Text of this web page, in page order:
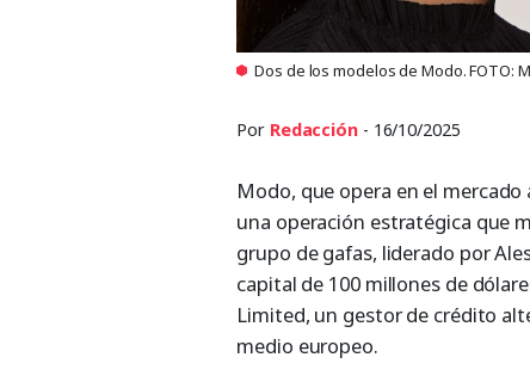
Dos de los modelos de Modo. FOTO:
Por Redacción- 16/10/2025
Modo, que opera en el mercado
una operación estratégica que
grupo de gafas, liderado por
capital de 100 millones de
Limited, un gestor de crédito
medio europeo.